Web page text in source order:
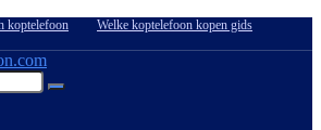
koptelefoon Welke koptelefoon kopen gids